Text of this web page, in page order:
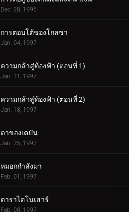
Dec. 28, 1996
การตอบโต้ของโกลซ่า
Jan. 04, 1997
ความกล้าสู่ท้องฟ้า (ตอนที่ 1)
Jan. 11, 1997
ความกล้าสู่ท้องฟ้า (ตอนที่ 2)
Jan. 18, 1997
ตาของเดบัน
Jan. 25, 1997
หมอกกำลังมา
Feb. 01, 1997
ดาราไดโนเสาร์
Feb. 08, 1997